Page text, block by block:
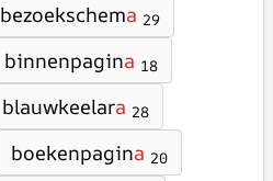
bezoekschema 29
binnenpagina 18
blauwkeelara 28
boekenpagina 20